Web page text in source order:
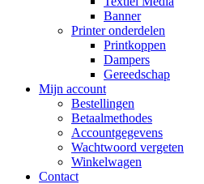
Banner
Printer onderdelen
Printkoppen
Dampers
Gereedschap
Mijn account
Bestellingen
Betaalmethodes
Accountgegevens
Wachtwoord vergeten
Winkelwagen
Contact